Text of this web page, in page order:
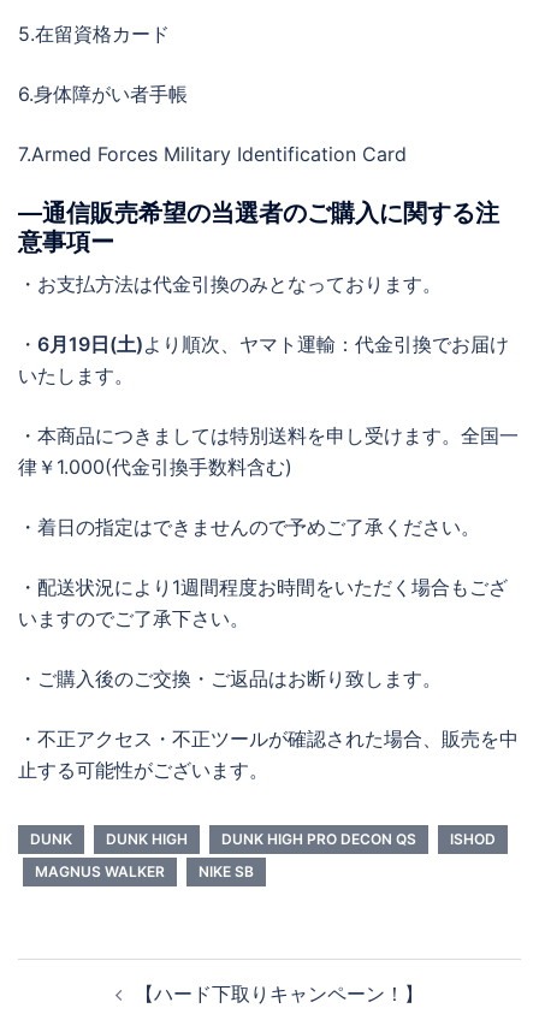
5.在留資格カード
6.身体障がい者手帳
7.Armed Forces Military Identification Card
―通信販売希望の当選者のご購入に関する注
意事項ー
・お支払方法は代金引換のみとなっております。
・ 6月19日(土)より順次、ヤマト運輸：代金引換でお届け
いたします。
・本商品につきましては特別送料を申し受けます。全国一
律￥1.000(代金引換手数料含む)
・着日の指定はできませんので予めご了承ください。
・配送状況により1週間程度お時間をいただく場合もござ
いますのでご了承下さい。
・ご購入後のご交換・ご返品はお断り致します。
・不正アクセス・不正ツールが確認された場合、販売を中
止する可能性がございます。
DUNK DUNK HIGH DUNK HIGH PRO DECON QS
ISHOD
MAGNUS WALKER
NIKE SB
【ハード下取りキャンペーン！】